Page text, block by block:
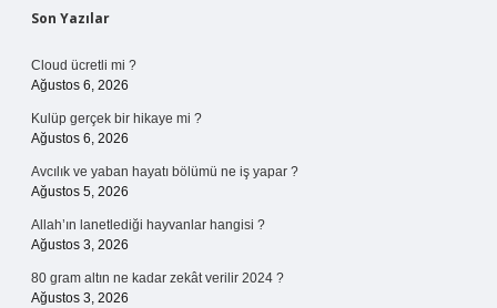
Sidebar
Son Yazılar
Cloud ücretli mi ?
Ağustos 6, 2026
Kulüp gerçek bir hikaye mi ?
Ağustos 6, 2026
Avcılık ve yaban hayatı bölümü ne iş yapar ?
Ağustos 5, 2026
Allah’ın lanetlediği hayvanlar hangisi ?
Ağustos 3, 2026
80 gram altın ne kadar zekât verilir 2024 ?
Ağustos 3, 2026